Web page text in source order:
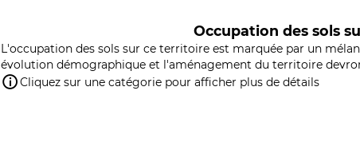
Occupation des sols
L'occupation des sols sur ce territoire est marquée par un
évolution démographique et l'aménagement du territoire
Cliquez sur une catégorie pour afficher plus de détails